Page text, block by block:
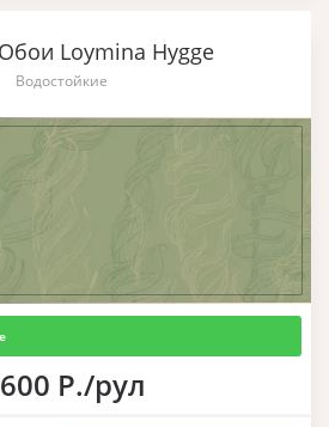
Loymina Hygge
Водостойкие
Р./рул